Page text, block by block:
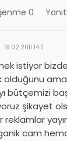
0
19.02.2011 14:11
istiyor
olduğunu
bütçemizi
şikayet
cam